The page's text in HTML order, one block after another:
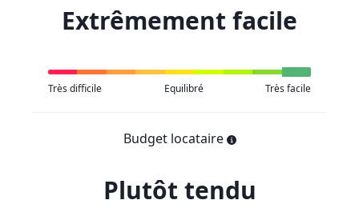
Extrêmement facile
Très difficile Equilibré Très facile
Budget locataire
Plutôt tendu